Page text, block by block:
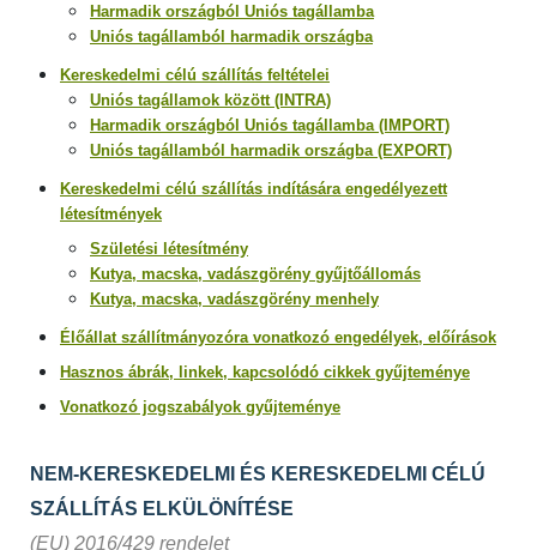
Harmadik országból Uniós tagállamba
Uniós tagállamból harmadik országba
Kereskedelmi célú szállítás feltételei
Uniós tagállamok között (INTRA)
Harmadik országból Uniós tagállamba (IMPORT)
Uniós tagállamból harmadik országba (EXPORT)
Kereskedelmi célú szállítás indítására engedélyezett
létesítmények
Születési létesítmény
Kutya, macska, vadászgörény gyűjtőállomás
Kutya, macska, vadászgörény menhely
Élőállat szállítmányozóra vonatkozó engedélyek, előírások
Hasznos ábrák, linkek, kapcsolódó cikkek gyűjteménye
Vonatkozó jogszabályok gyűjteménye
NEM-KERESKEDELMI ÉS KERESKEDELMI CÉLÚ
SZÁLLÍTÁS ELKÜLÖNÍTÉSE
(EU) 2016/429 rendelet